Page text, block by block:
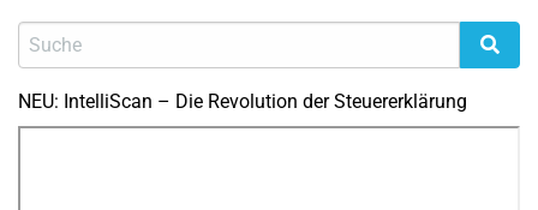
NEU: IntelliScan – Die Revolution der Steuererklärung